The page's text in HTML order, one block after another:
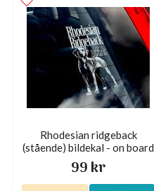
Rhodesian ridgeback
(stående) bildekal - on board
99 kr